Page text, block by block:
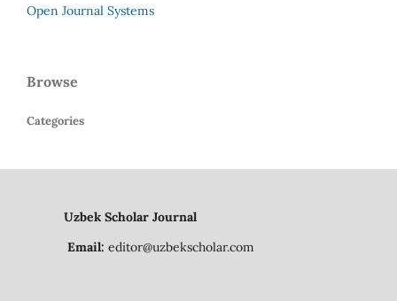
Open Journal Systems
Browse
Categories
Uzbek Scholar Journal
Email: editor@uzbekscholar.com